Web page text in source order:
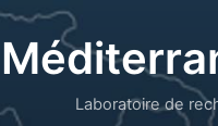
Laboratoire de